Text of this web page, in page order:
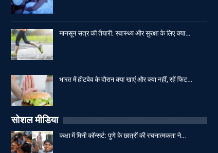
मानसून सत्र की तैयारी: स्वास्थ्य और सुरक्षा के लिए क्या…
भारत में हीटवेव के दौरान क्या खाएं और क्या नहीं, रहें फिट…
सोशल मीडिया
कक्षा में मिनी कॉन्सर्ट: पुणे के छात्रों की रचनात्मकता ने…